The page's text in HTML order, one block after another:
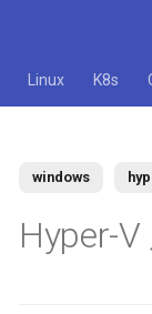
Linux K8s
windows
Hyper-